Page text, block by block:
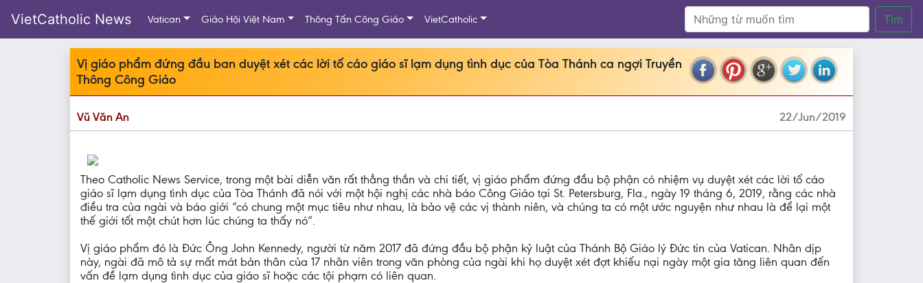
VietCatholic News Vatican Giáo Hội Việt Nam Thông Tấn Công Giáo VietCatholic Tìm
Vị giáo phẩm đứng đầu ban duyệt xét các lời tố cáo giáo sĩ lạm dụng tình dục của Tòa Thánh ca ngợi Truyền
Thông Công Giáo
Vũ Văn An 22/Jun/2019
Theo Catholic News Service, trong một bài diễn văn rất thẳng thắn và chi tiết, vị giáo phẩm đứng đầu bộ phận có nhiệm vụ duyệt xét các lời tố cáo
giáo sĩ lạm dụng tình dục của Tòa Thánh đã nói với một hội nghị các nhà báo Công Giáo tại St. Petersburg, Fla., ngày 19 tháng 6, 2019, rằng các nhà
điều tra của ngài và báo giới “có chung một mục tiêu như nhau, là bảo vệ các vị thành niên, và chúng ta có một ước nguyện như nhau là để lại một
thế giới tốt một chút hơn lúc chúng ta thấy nó”.
Vị giáo phẩm đó là Đức Ông John Kennedy, người từ năm 2017 đã đứng đầu bộ phận kỷ luật của Thánh Bộ Giáo lý Đức tin của Vatican. Nhân dịp
này, ngài đã mô tả sự mất mát bản thân của 17 nhân viên trong văn phòng của ngài khi họ duyệt xét đợt khiếu nại ngày một gia tăng liên quan đến
vấn đề lạm dụng tình dục của giáo sĩ hoặc các tội phạm có liên quan.